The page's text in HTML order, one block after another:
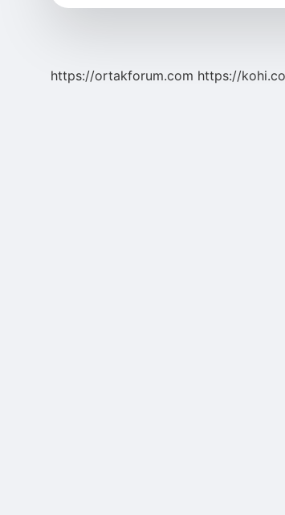
https://ortakforum.com https://